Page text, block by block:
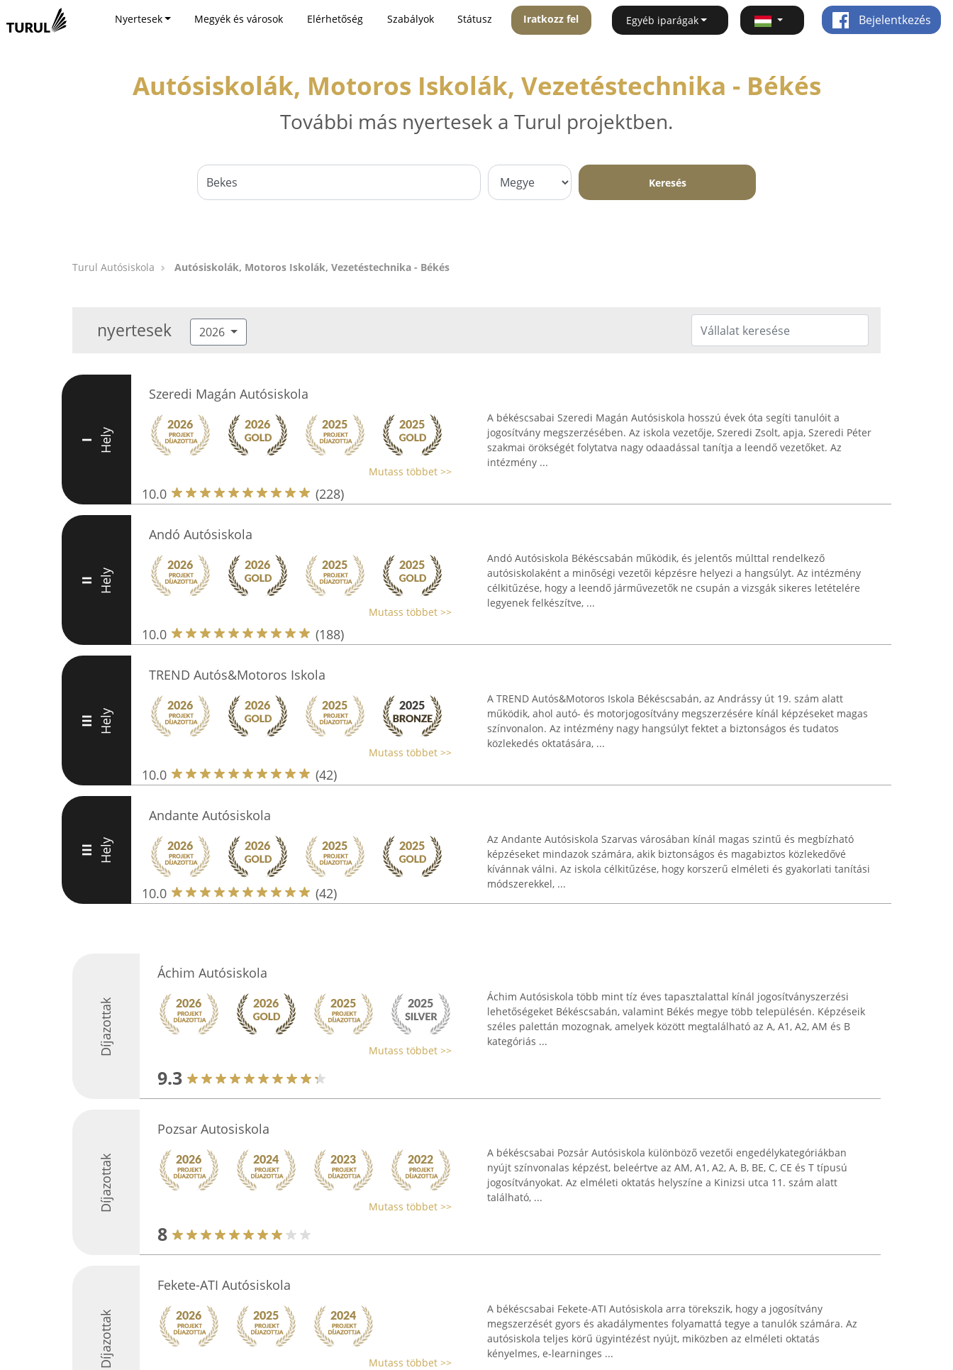
Nyertesek Megyék és városok Elérhetőség Szabályok Státusz Iratkozz fel Egyéb iparágak Bejelentkezés
Autósiskolák, Motoros Iskolák, Vezetéstechnika - Békés
További más nyertesek a Turul projektben.
Keresés
Turul Autósiskola Autósiskolák, Motoros Iskolák, Vezetéstechnika - Békés
nyertesek 2026
I Hely
Szeredi Magán Autósiskola
Mutass többet >>
10.0 (228)
A békéscsabai Szeredi Magán Autósiskola hosszú évek óta segíti tanulóit a
jogosítvány megszerzésében. Az iskola vezetője, Szeredi Zsolt, apja, Szeredi Péter
szakmai örökségét folytatva nagy odaadással tanítja a leendő vezetőket. Az
intézmény ...
II Hely
Andó Autósiskola
Mutass többet >>
10.0 (188)
Andó Autósiskola Békéscsabán működik, és jelentős múlttal rendelkező
autósiskolaként a minőségi vezetői képzésre helyezi a hangsúlyt. Az intézmény
célkitűzése, hogy a leendő járművezetők ne csupán a vizsgák sikeres letételére
legyenek felkészítve, ...
III Hely
TREND Autós&Motoros Iskola
Mutass többet >>
10.0 (42)
A TREND Autós&Motoros Iskola Békéscsabán, az Andrássy út 19. szám alatt
működik, ahol autó- és motorjogosítvány megszerzésére kínál képzéseket magas
színvonalon. Az intézmény nagy hangsúlyt fektet a biztonságos és tudatos
közlekedés oktatására, ...
III Hely
Andante Autósiskola
10.0 (42)
Az Andante Autósiskola Szarvas városában kínál magas szintű és megbízható
képzéseket mindazok számára, akik biztonságos és magabiztos közlekedővé
kívánnak válni. Az iskola célkitűzése, hogy korszerű elméleti és gyakorlati tanítási
módszerekkel, ...
Díjazottak
Áchim Autósiskola
Mutass többet >>
9.3
Áchim Autósiskola több mint tíz éves tapasztalattal kínál jogosítványszerzési
lehetőségeket Békéscsabán, valamint Békés megye több településén. Képzéseik
széles palettán mozognak, amelyek között megtalálható az A, A1, A2, AM és B
kategóriás ...
Díjazottak
Pozsar Autosiskola
Mutass többet >>
8
A békéscsabai Pozsár Autósiskola különböző vezetői engedélykategóriákban
nyújt színvonalas képzést, beleértve az AM, A1, A2, A, B, BE, C, CE és T típusú
jogosítványokat. Az elméleti oktatás helyszíne a Kinizsi utca 11. szám alatt
található, ...
Díjazottak
Fekete-ATI Autósiskola
Mutass többet >>
A békéscsabai Fekete-ATI Autósiskola arra törekszik, hogy a jogosítvány
megszerzését gyors és akadálymentes folyamattá tegye a tanulók számára. Az
autósiskola teljes körű ügyintézést nyújt, miközben az elméleti oktatás
kényelmes, e-learninges ...